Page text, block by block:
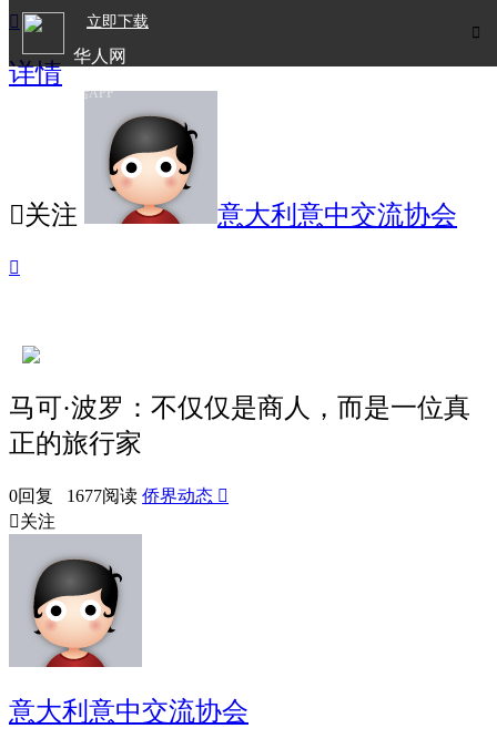

立即下载
华人网
欧洲华人生活APP

详情
关注 意大利意中交流协会

马可·波罗：不仅仅是商人，而是一位真
正的旅行家
0回复 1677阅读 侨界动态 
关注
意大利意中交流协会